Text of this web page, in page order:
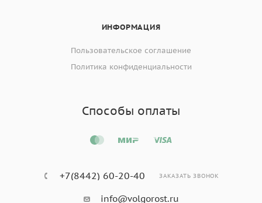
ИНФОРМАЦИЯ
Пользовательское соглашение
Политика конфиденциальности
Способы оплаты
+7(8442) 60-20-40 ЗАКАЗАТЬ ЗВОНОК
info@volgorost.ru